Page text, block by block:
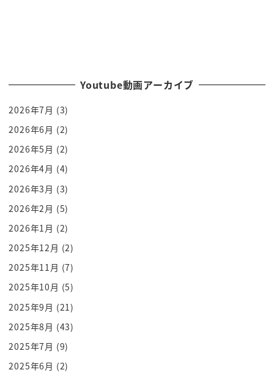
ダイバーのお寺の装いでもキリピカーですよ
もちろん日本のお寺動画もう昔はあのピカピカして
たらしいですよどうとかでねんだ
けどまぁ錆びて朽ちて今のは見た感じになったと
でもこのもっともっとピカピカしてる感じで現職と
上座部仏教とこれはですねより非常にですね厳しい
集合修行を是とする日本の分
今日はどちらかというとみなさん救われますよとい
うですね
まあ柔らかくて大衆的な教えですねどんどん時代と
とも変化していきましたよね
a ところがまあこちらはですね修行とまぁかなりス
ね
基本的には1年は出家することを旨としちゃってるん
でしょうか
Youtube動画アーカイブ
2026年7月 (3)
2026年6月 (2)
2026年5月 (2)
2026年4月 (4)
2026年3月 (3)
2026年2月 (5)
2026年1月 (2)
2025年12月 (2)
2025年11月 (7)
2025年10月 (5)
2025年9月 (21)
2025年8月 (43)
2025年7月 (9)
2025年6月 (2)